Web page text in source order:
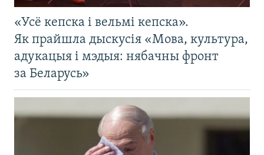
«Усё кепска і вельмі кепска».
Як прайшла дыскусія «Мова, культура,
адукацыя і мэдыя: нябачны фронт
за Беларусь»